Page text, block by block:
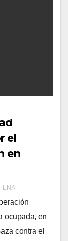
el
en
LNA
ocupada, en
contra el